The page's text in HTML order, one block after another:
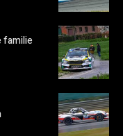
familie